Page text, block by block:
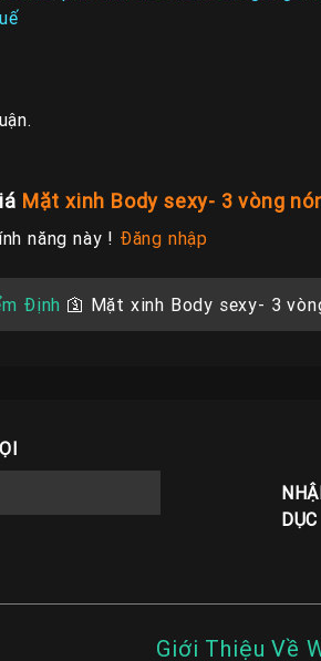
Mặt xinh Body sexy- 3 vòng
năng này ! Đăng nhập
Định 🛐 Mặt xinh Body sexy- 3
DỤC
Giới Thiệu Về